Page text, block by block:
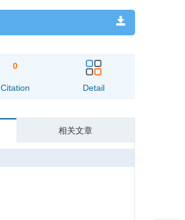
0
Citation Detail
相关文章